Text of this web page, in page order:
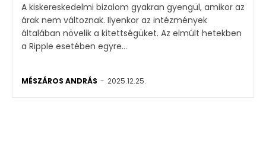
A kiskereskedelmi bizalom gyakran gyengül, amikor az
árak nem változnak. Ilyenkor az intézmények
általában növelik a kitettségüket. Az elmúlt hetekben
a Ripple esetében egyre...
MÉSZÁROS ANDRÁS - 2025.12.25.